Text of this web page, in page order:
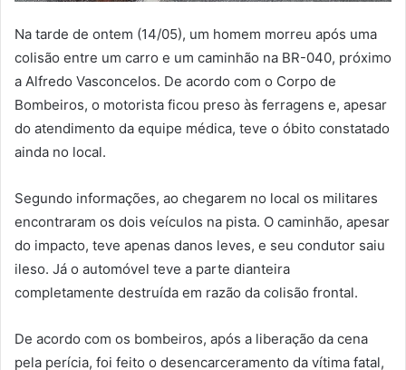
Na tarde de ontem (14/05), um homem morreu após uma
colisão entre um carro e um caminhão na BR-040, próximo
a Alfredo Vasconcelos. De acordo com o Corpo de
Bombeiros, o motorista ficou preso às ferragens e, apesar
do atendimento da equipe médica, teve o óbito constatado
ainda no local.
Segundo informações, ao chegarem no local os militares
encontraram os dois veículos na pista. O caminhão, apesar
do impacto, teve apenas danos leves, e seu condutor saiu
ileso. Já o automóvel teve a parte dianteira
completamente destruída em razão da colisão frontal.
De acordo com os bombeiros, após a liberação da cena
pela perícia, foi feito o desencarceramento da vítima fatal,